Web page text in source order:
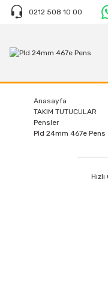
0212 508 10 00
Anasayfa
TAKIM TUTUCULAR
Pensler
Pld 24mm 467e Pens